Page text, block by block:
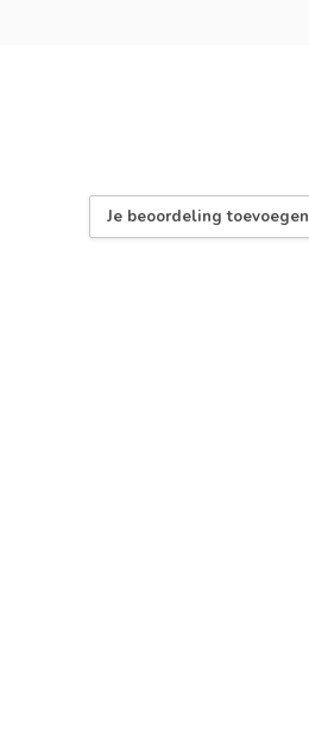
Je beoordeling toevoegen